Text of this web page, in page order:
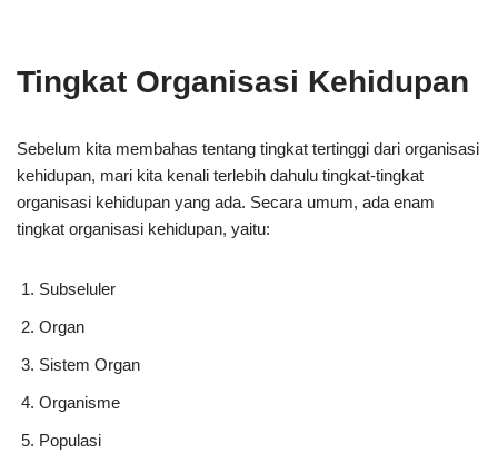
Tingkat Organisasi Kehidupan
Sebelum kita membahas tentang tingkat tertinggi dari organisasi
kehidupan, mari kita kenali terlebih dahulu tingkat-tingkat
organisasi kehidupan yang ada. Secara umum, ada enam
tingkat organisasi kehidupan, yaitu:
Subseluler
Organ
Sistem Organ
Organisme
Populasi